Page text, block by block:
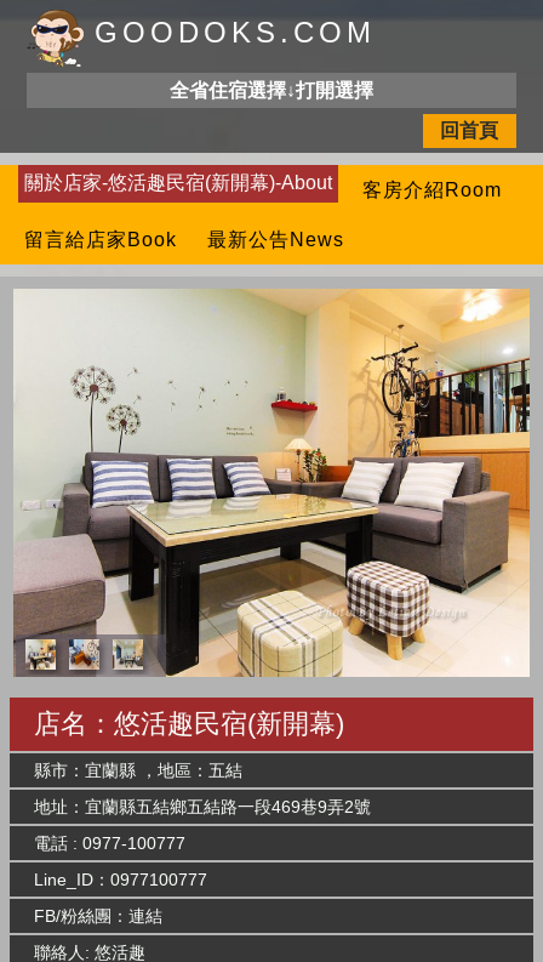
GOODOKS.COM
全省住宿選擇↓打開選擇
回首頁
關於店家-悠活趣民宿(新開幕)-About 客房介紹Room
留言給店家Book 最新公告News
店名：悠活趣民宿(新開幕)
縣市：宜蘭縣 ，地區：五結
地址：宜蘭縣五結鄉五結路一段469巷9弄2號
電話 : 0977-100777
Line_ID：0977100777
FB/粉絲團： 連結
聯絡人: 悠活趣